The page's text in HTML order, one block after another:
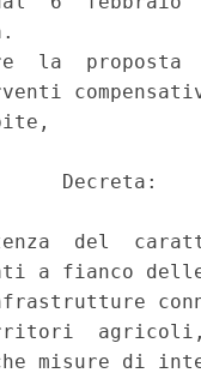
la  proposta
Decreta:
del
a fianco
agricoli,
misure di